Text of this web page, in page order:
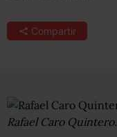
Compartir
Rafael Caro Quintero.